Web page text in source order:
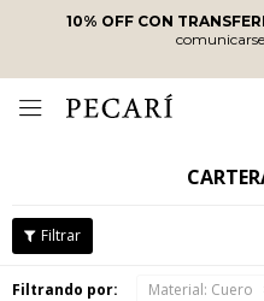
ENVÍOS SIN COSTO
EN

Filtrando por: Material: Cuero